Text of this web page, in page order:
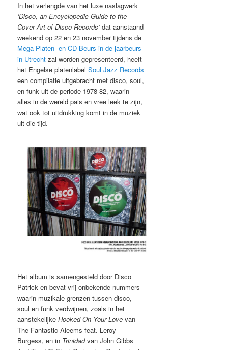
In het verlengde van het luxe naslagwerk
‘Disco, an Encyclopedic Guide to the
Cover Art of Disco Records’dat aanstaand
weekend op 22 en 23 november tijdens de
Mega Platen- en CD Beurs in de jaarbeurs
in Utrecht zal worden gepresenteerd, heeft
het Engelse platenlabelSoul Jazz Records
een compilatie uitgebracht met disco, soul,
en funk uit de periode 1978-82, waarin
alles in de wereld pais en vree leek te zijn,
wat ook tot uitdrukking komt in de muziek
uit die tijd.
Het album is samengesteld door Disco
Patrick en bevat vrij onbekende nummers
waarin muzikale grenzen tussen disco,
soul en funk verdwijnen, zoals in het
aanstekelijkeHooked On Your Love van
The Fantastic Aleems feat. Leroy
Burgess, en in Trinidadvan John Gibbs